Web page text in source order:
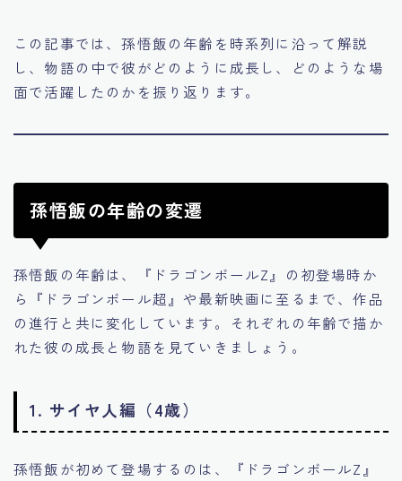
この記事では、孫悟飯の年齢を時系列に沿って解説
し、物語の中で彼がどのように成長し、どのような場
面で活躍したのかを振り返ります。
孫悟飯の年齢の変遷
孫悟飯の年齢は、『ドラゴンボールZ』の初登場時か
ら『ドラゴンボール超』や最新映画に至るまで、作品
の進行と共に変化しています。それぞれの年齢で描か
れた彼の成長と物語を見ていきましょう。
1. サイヤ人編（4歳）
孫悟飯が初めて登場するのは、『ドラゴンボールZ』